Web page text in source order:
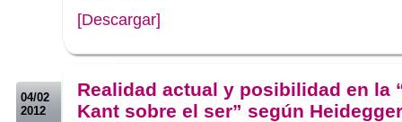
[Descargar]
04/02
2012
Realidad actual y posibilidad en la
Kant sobre el ser” según Heidegger